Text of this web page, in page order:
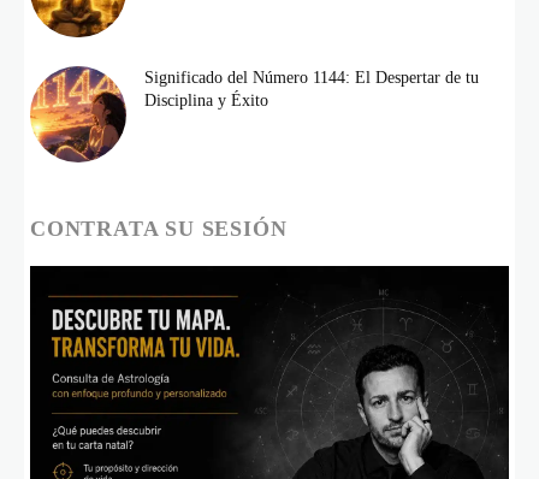
Significado del Número 1144: El Despertar de tu
Disciplina y Éxito
CONTRATA SU SESIÓN